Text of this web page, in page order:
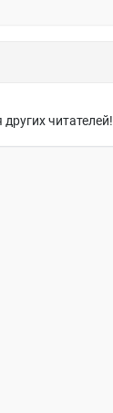
читателей!